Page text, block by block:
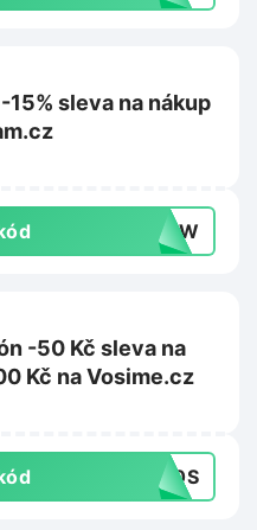
sleva na nákup
0DYW
-50 Kč sleva na
Kč na Vosime.cz
50S